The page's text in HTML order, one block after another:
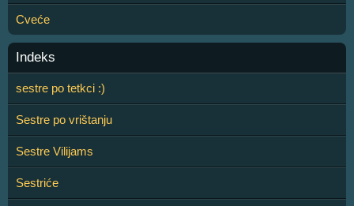
Cveće
Indeks
sestre po tetkci :)
Sestre po vrištanju
Sestre Vilijams
Sestriće